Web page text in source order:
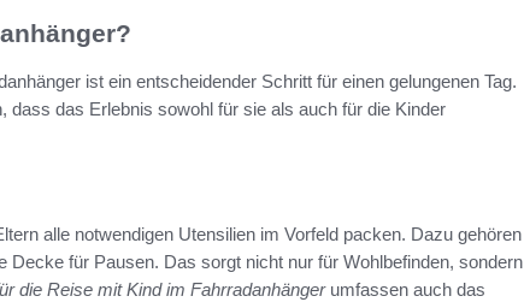
ist ein entscheidender Schritt für einen gelungenen Tag.
das Erlebnis sowohl für sie als auch für die Kinder
alle notwendigen Utensilien im Vorfeld packen. Dazu gehören
für Pausen. Das sorgt nicht nur für Wohlbefinden, sondern
die Reise mit Kind im Fahrradanhängerumfassen auch das